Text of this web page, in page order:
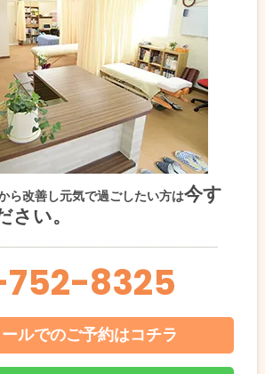
ら改善し元気で過ごしたい方は今す
さい。
8325
ールでのご予約はコチラ